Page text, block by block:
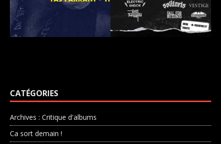
CATÉGORIES
Archives : Critique d'albums
Ca sort demain !